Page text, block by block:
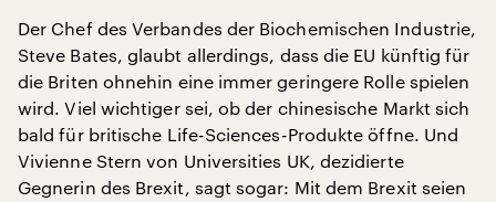
Der Chef des Verbandes der Biochemischen Industrie,
Steve Bates, glaubt allerdings, dass die EU künftig für
die Briten ohnehin eine immer geringere Rolle spielen
wird. Viel wichtiger sei, ob der chinesische Markt sich
bald für britische Life-Sciences-Produkte öffne. Und
Vivienne Stern von Universities UK, dezidierte
Gegnerin des Brexit, sagt sogar: Mit dem Brexit seien